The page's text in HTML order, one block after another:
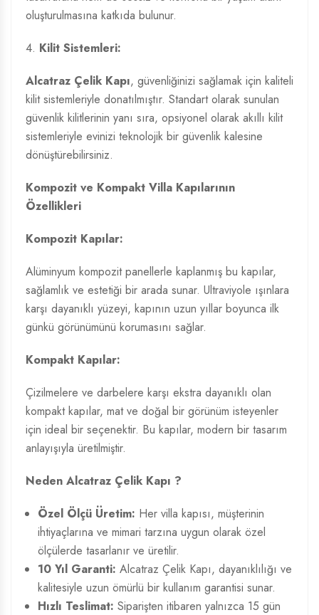
oluşturulmasına katkıda bulunur.
4. Kilit Sistemleri:
Alcatraz Çelik Kapı, güvenliğinizi sağlamak için kaliteli
kilit sistemleriyle donatılmıştır. Standart olarak sunulan
güvenlik kilitlerinin yanı sıra, opsiyonel olarak akıllı kilit
sistemleriyle evinizi teknolojik bir güvenlik kalesine
dönüştürebilirsiniz.
Kompozit ve Kompakt Villa Kapılarının
Özellikleri
Kompozit Kapılar:
Alüminyum kompozit panellerle kaplanmış bu kapılar,
sağlamlık ve estetiği bir arada sunar. Ultraviyole ışınlara
karşı dayanıklı yüzeyi, kapının uzun yıllar boyunca ilk
günkü görünümünü korumasını sağlar.
Kompakt Kapılar:
Çizilmelere ve darbelere karşı ekstra dayanıklı olan
kompakt kapılar, mat ve doğal bir görünüm isteyenler
için ideal bir seçenektir. Bu kapılar, modern bir tasarım
anlayışıyla üretilmiştir.
Neden Alcatraz Çelik Kapı ?
Özel Ölçü Üretim: Her villa kapısı, müşterinin
ihtiyaçlarına ve mimari tarzına uygun olarak özel
ölçülerde tasarlanır ve üretilir.
10 Yıl Garanti: Alcatraz Çelik Kapı, dayanıklılığı ve
kalitesiyle uzun ömürlü bir kullanım garantisi sunar.
Hızlı Teslimat: Siparişten itibaren yalnızca 15 gün